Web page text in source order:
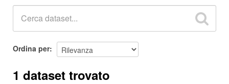
Ordina per
1 dataset trovato